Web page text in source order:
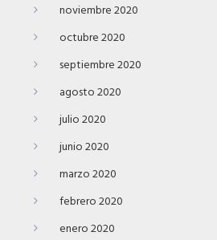
noviembre 2020
octubre 2020
septiembre 2020
agosto 2020
julio 2020
junio 2020
marzo 2020
febrero 2020
enero 2020